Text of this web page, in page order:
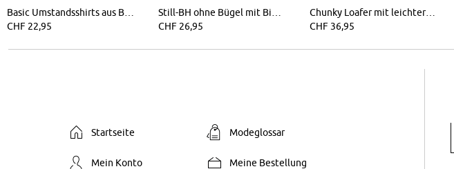
CHF 22,95
CHF 26,95
Chunky Loafer mit leichter Sohle
CHF 36,95
Startseite Modeglossar
Mein Konto Meine Bestellung